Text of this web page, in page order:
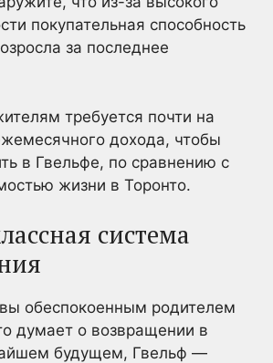
покупательная способность
за последнее
требуется почти на
дохода, чтобы
в Гвельфе, по сравнению с
жизни в Торонто.
система
обеспокоенным родителем
думает о возвращении в
будущем, Гвельф —